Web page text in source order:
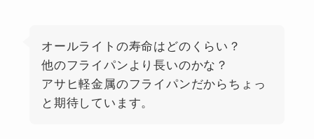
オールライトの寿命はどのくらい？
他のフライパンより長いのかな？
アサヒ軽金属のフライパンだからちょっ
と期待しています。